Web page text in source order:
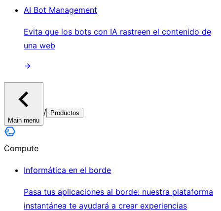
AI Bot Management
Evita que los bots con IA rastreen el contenido de
una web
Main menu
/ Productos
Compute
Informática en el borde
Pasa tus aplicaciones al borde: nuestra plataforma
instantánea te ayudará a crear experiencias